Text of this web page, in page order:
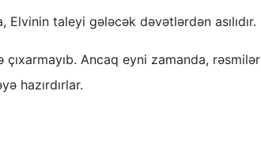
taleyi gələcək dəvətlərdən asılıdır.
Ancaq eyni zamanda, rəsmilər
hazırdırlar.